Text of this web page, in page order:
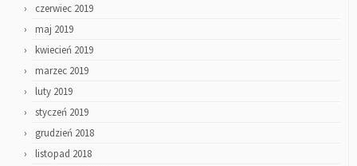
czerwiec 2019
maj 2019
kwiecień 2019
marzec 2019
luty 2019
styczeń 2019
grudzień 2018
listopad 2018